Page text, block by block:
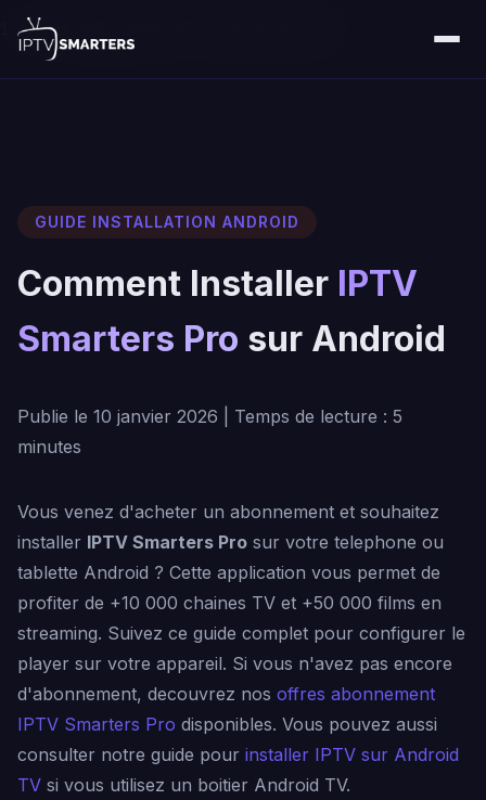
Accueil
GUIDE INSTALLATION ANDROID
Comment Installer IPTV
Smarters Pro sur Android
Publie le 10 janvier 2026 | Temps de lecture : 5
minutes
Vous venez d'acheter un abonnement et souhaitez
installer IPTV Smarters Pro sur votre telephone ou
tablette Android ? Cette application vous permet de
profiter de +10 000 chaines TV et +50 000 films en
streaming. Suivez ce guide complet pour configurer le
player sur votre appareil. Si vous n'avez pas encore
d'abonnement, decouvrez nos offres abonnement
IPTV Smarters Pro disponibles. Vous pouvez aussi
consulter notre guide pour installer IPTV sur Android
TV si vous utilisez un boitier Android TV.